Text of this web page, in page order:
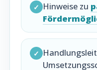
✓ Hinweise zu
✓